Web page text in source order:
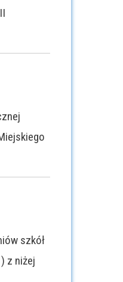
szkół
z niżej